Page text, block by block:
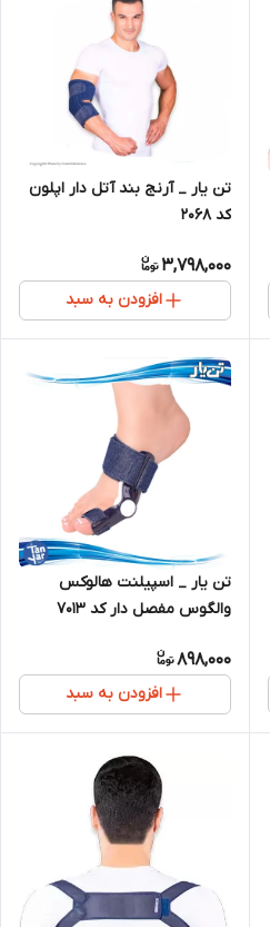
تن یار _ آرنج بند آتل دار اپلون
کد 2068
3,798,000
افزودن به سبد
تن یار _ اسپیلنت هالوکس
والگوس مفصل دار کد 7013
898,000
افزودن به سبد